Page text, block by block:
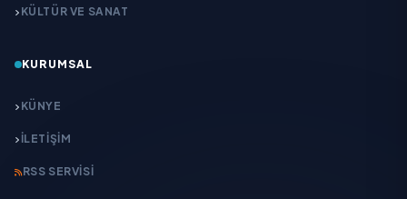
KÜLTÜR VE SANAT
KURUMSAL
KÜNYE
İLETIŞIM
RSS SERVISI